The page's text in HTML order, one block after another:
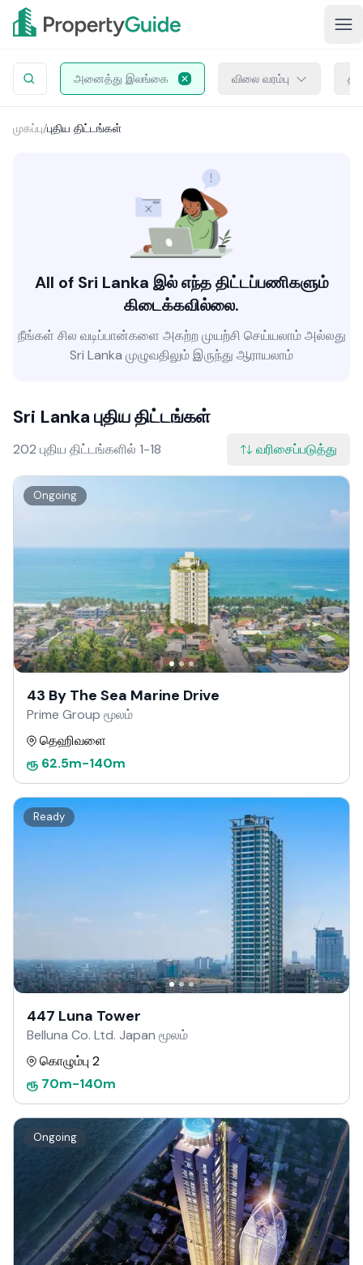
அனைத்து இலங்கை விலை வரம்பு
முகப்பு/புதிய திட்டங்கள்
All of Sri Lanka இல் எந்த திட்டப்பணிகளும்
கிடைக்கவில்லை.
நீங்கள் சில வடிப்பான்களை அகற்ற முயற்சி செய்யலாம் அல்லது
Sri Lanka முழுவதிலும் இருந்து ஆராயலாம்
Sri Lanka புதிய திட்டங்கள்
202 புதிய திட்டங்களில் 1-18 வரிசைப்படுத்து
Ongoing
43 By The Sea Marine Drive
Prime Group மூலம்
தெஹிவளை
ரூ 62.5m-140m
Ready
447 Luna Tower
Belluna Co. Ltd. Japan மூலம்
கொழும்பு 2
ரூ 70m-140m
Ongoing